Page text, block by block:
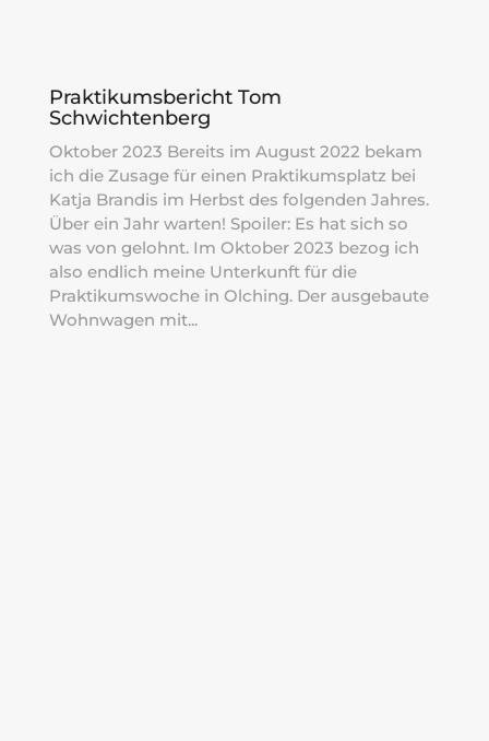
Praktikumsbericht Tom
Schwichtenberg
Oktober 2023 Bereits im August 2022 bekam
ich die Zusage für einen Praktikumsplatz bei
Katja Brandis im Herbst des folgenden Jahres.
Über ein Jahr warten! Spoiler: Es hat sich so
was von gelohnt. Im Oktober 2023 bezog ich
also endlich meine Unterkunft für die
Praktikumswoche in Olching. Der ausgebaute
Wohnwagen mit...